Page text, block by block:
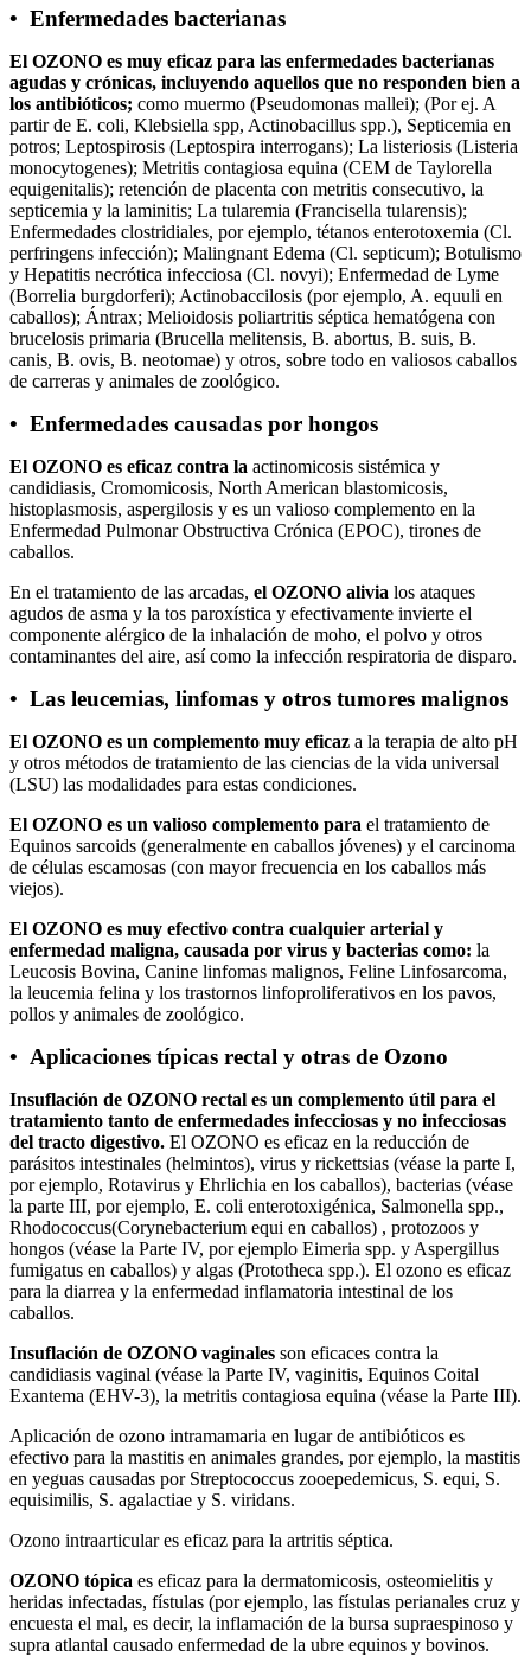
• Enfermedades bacterianas
El OZONO es muy eficaz para las enfermedades bacterianas
agudas y crónicas, incluyendo aquellos que no responden bien a
los antibióticos; como muermo (Pseudomonas mallei); (Por ej. A
partir de E. coli, Klebsiella spp, Actinobacillus spp.), Septicemia en
potros; Leptospirosis (Leptospira interrogans); La listeriosis (Listeria
monocytogenes); Metritis contagiosa equina (CEM de Taylorella
equigenitalis); retención de placenta con metritis consecutivo, la
septicemia y la laminitis; La tularemia (Francisella tularensis);
Enfermedades clostridiales, por ejemplo, tétanos enterotoxemia (Cl.
perfringens infección); Malingnant Edema (Cl. septicum); Botulismo
y Hepatitis necrótica infecciosa (Cl. novyi); Enfermedad de Lyme
(Borrelia burgdorferi); Actinobaccilosis (por ejemplo, A. equuli en
caballos); Ántrax; Melioidosis poliartritis séptica hematógena con
brucelosis primaria (Brucella melitensis, B. abortus, B. suis, B.
canis, B. ovis, B. neotomae) y otros, sobre todo en valiosos caballos
de carreras y animales de zoológico.
• Enfermedades causadas por hongos
El OZONO es eficaz contra la actinomicosis sistémica y
candidiasis, Cromomicosis, North American blastomicosis,
histoplasmosis, aspergilosis y es un valioso complemento en la
Enfermedad Pulmonar Obstructiva Crónica (EPOC), tirones de
caballos.
En el tratamiento de las arcadas, el OZONO alivia los ataques
agudos de asma y la tos paroxística y efectivamente invierte el
componente alérgico de la inhalación de moho, el polvo y otros
contaminantes del aire, así como la infección respiratoria de disparo.
• Las leucemias, linfomas y otros tumores malignos
El OZONO es un complemento muy eficaz a la terapia de alto pH
y otros métodos de tratamiento de las ciencias de la vida universal
(LSU) las modalidades para estas condiciones.
El OZONO es un valioso complemento para el tratamiento de
Equinos sarcoids (generalmente en caballos jóvenes) y el carcinoma
de células escamosas (con mayor frecuencia en los caballos más
viejos).
El OZONO es muy efectivo contra cualquier arterial y
enfermedad maligna, causada por virus y bacterias como: la
Leucosis Bovina, Canine linfomas malignos, Feline Linfosarcoma,
la leucemia felina y los trastornos linfoproliferativos en los pavos,
pollos y animales de zoológico.
• Aplicaciones típicas rectal y otras de Ozono
Insuflación de OZONO rectal es un complemento útil para el
tratamiento tanto de enfermedades infecciosas y no infecciosas
del tracto digestivo. El OZONO es eficaz en la reducción de
parásitos intestinales (helmintos), virus y rickettsias (véase la parte I,
por ejemplo, Rotavirus y Ehrlichia en los caballos), bacterias (véase
la parte III, por ejemplo, E. coli enterotoxigénica, Salmonella spp.,
Rhodococcus(Corynebacterium equi en caballos) , protozoos y
hongos (véase la Parte IV, por ejemplo Eimeria spp. y Aspergillus
fumigatus en caballos) y algas (Prototheca spp.). El ozono es eficaz
para la diarrea y la enfermedad inflamatoria intestinal de los
caballos.
Insuflación de OZONO vaginales son eficaces contra la
candidiasis vaginal (véase la Parte IV, vaginitis, Equinos Coital
Exantema (EHV-3), la metritis contagiosa equina (véase la Parte III).
Aplicación de ozono intramamaria en lugar de antibióticos es
efectivo para la mastitis en animales grandes, por ejemplo, la mastitis
en yeguas causadas por Streptococcus zooepedemicus, S. equi, S.
equisimilis, S. agalactiae y S. viridans.
Ozono intraarticular es eficaz para la artritis séptica.
OZONO tópica es eficaz para la dermatomicosis, osteomielitis y
heridas infectadas, fístulas (por ejemplo, las fístulas perianales cruz y
encuesta el mal, es decir, la inflamación de la bursa supraespinoso y
supra atlantal causado enfermedad de la ubre equinos y bovinos.